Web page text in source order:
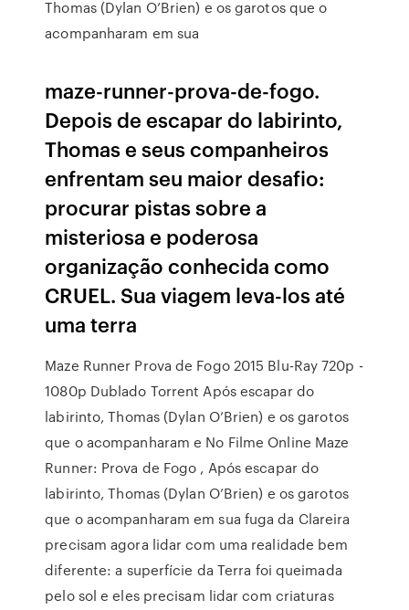
Thomas (Dylan O’Brien) e os garotos que o
acompanharam em sua
maze-runner-prova-de-fogo.
Depois de escapar do labirinto,
Thomas e seus companheiros
enfrentam seu maior desafio:
procurar pistas sobre a
misteriosa e poderosa
organização conhecida como
CRUEL. Sua viagem leva-los até
uma terra
Maze Runner Prova de Fogo 2015 Blu-Ray 720p -
1080p Dublado Torrent Após escapar do
labirinto, Thomas (Dylan O’Brien) e os garotos
que o acompanharam e No Filme Online Maze
Runner: Prova de Fogo , Após escapar do
labirinto, Thomas (Dylan O’Brien) e os garotos
que o acompanharam em sua fuga da Clareira
precisam agora lidar com uma realidade bem
diferente: a superfície da Terra foi queimada
pelo sol e eles precisam lidar com criaturas